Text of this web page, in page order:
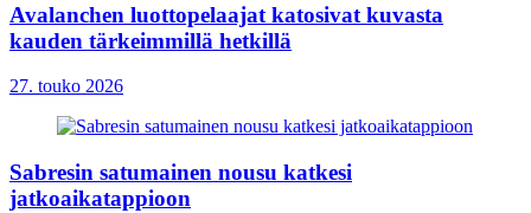
Avalanchen luottopelaajat katosivat kuvasta
kauden tärkeimmillä hetkillä
27. touko 2026
Sabresin satumainen nousu katkesi
jatkoaikatappioon